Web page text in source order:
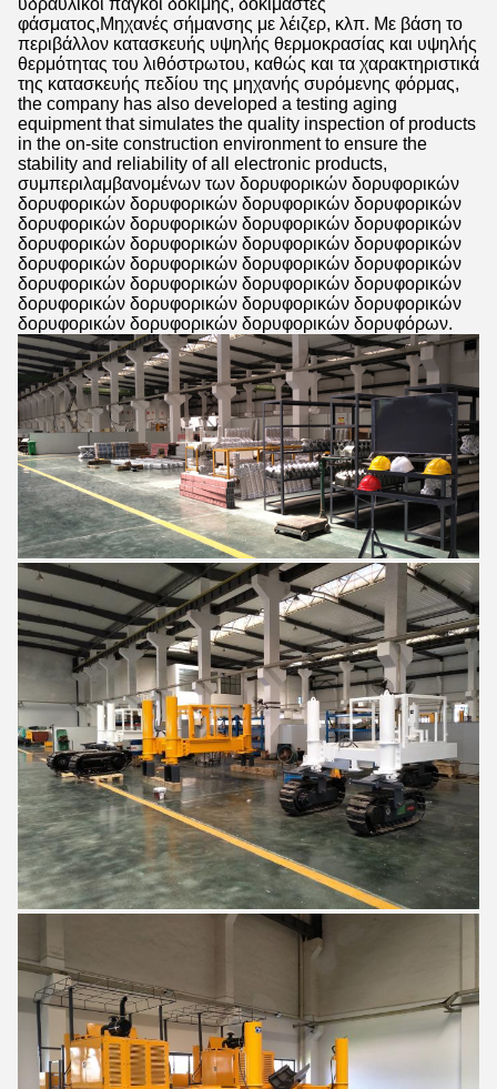
υδραυλικοί πάγκοι δοκιμής, δοκιμαστές
φάσματος,Μηχανές σήμανσης με λέιζερ, κλπ. Με βάση το
περιβάλλον κατασκευής υψηλής θερμοκρασίας και υψηλής
θερμότητας του λιθόστρωτου, καθώς και τα χαρακτηριστικά
της κατασκευής πεδίου της μηχανής συρόμενης φόρμας,
the company has also developed a testing aging
equipment that simulates the quality inspection of products
in the on-site construction environment to ensure the
stability and reliability of all electronic products,
συμπεριλαμβανομένων των δορυφορικών δορυφορικών
δορυφορικών δορυφορικών δορυφορικών δορυφορικών
δορυφορικών δορυφορικών δορυφορικών δορυφορικών
δορυφορικών δορυφορικών δορυφορικών δορυφορικών
δορυφορικών δορυφορικών δορυφορικών δορυφορικών
δορυφορικών δορυφορικών δορυφορικών δορυφορικών
δορυφορικών δορυφορικών δορυφορικών δορυφορικών
δορυφορικών δορυφορικών δορυφορικών δορυφόρων.